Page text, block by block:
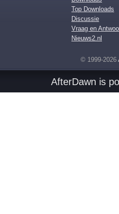
Top Downloads
Discussie
Vraag en
Nieuws2.nl
© 1999-2026
AfterDawn is